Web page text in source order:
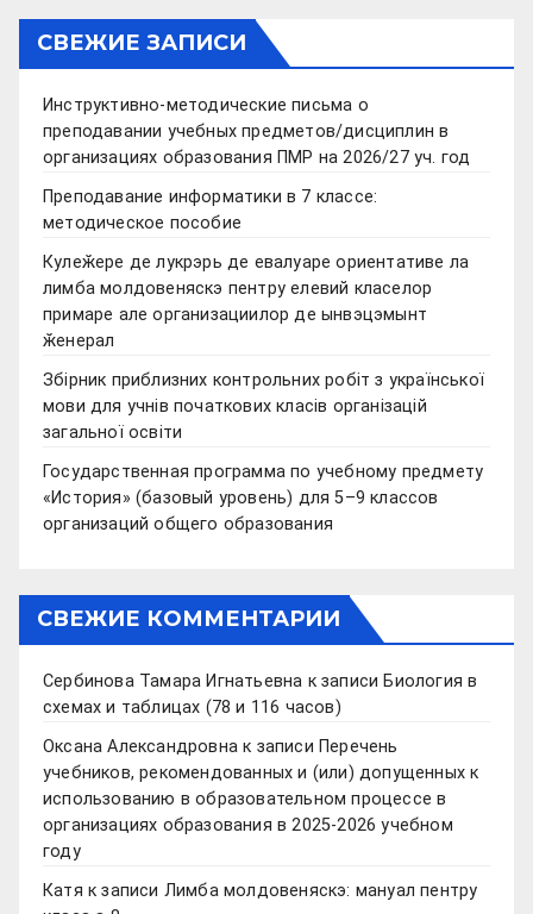
СВЕЖИЕ ЗАПИСИ
Инструктивно-методические письма о
преподавании учебных предметов/дисциплин в
организациях образования ПМР на 2026/27 уч. год
Преподавание информатики в 7 классе:
методическое пособие
Кулеӂере де лукрэрь де евалуаре ориентативе ла
лимба молдовеняскэ пентру елевий класелор
примаре але организациилор де ынвэцэмынт
ӂенерал
Збірник приблизних контрольних робіт з української
мови для учнів початкових класів організацій
загальної освіти
Государственная программа по учебному предмету
«История» (базовый уровень) для 5–9 классов
организаций общего образования
СВЕЖИЕ КОММЕНТАРИИ
Сербинова Тамара Игнатьевна к записи Биология в
схемах и таблицах (78 и 116 часов)
Оксана Александровна к записи Перечень
учебников, рекомендованных и (или) допущенных к
использованию в образовательном процессе в
организациях образования в 2025-2026 учебном
году
Катя к записи Лимба молдовеняскэ: мануал пентру